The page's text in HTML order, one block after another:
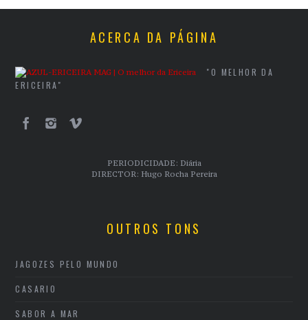
ACERCA DA PÁGINA
"O MELHOR DA
ERICEIRA"
PERIODICIDADE: Diária
DIRECTOR: Hugo Rocha Pereira
OUTROS TONS
JAGOZES PELO MUNDO
CASARIO
SABOR A MAR